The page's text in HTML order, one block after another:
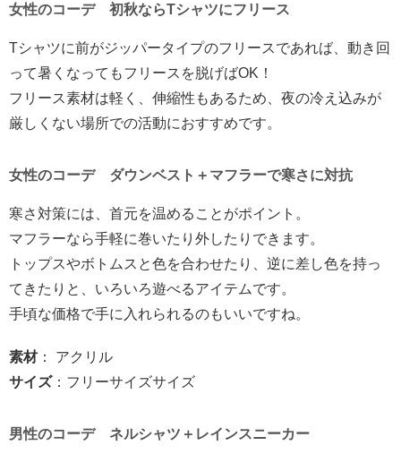
女性のコーデ 初秋ならTシャツにフリース
Tシャツに前がジッパータイプのフリースであれば、動き回
って暑くなってもフリースを脱げばOK！
フリース素材は軽く、伸縮性もあるため、夜の冷え込みが
厳しくない場所での活動におすすめです。
女性のコーデ ダウンベスト＋マフラーで寒さに対抗
寒さ対策には、首元を温めることがポイント。
マフラーなら手軽に巻いたり外したりできます。
トップスやボトムスと色を合わせたり、逆に差し色を持っ
てきたりと、いろいろ遊べるアイテムです。
手頃な価格で手に入れられるのもいいですね。
素材： アクリル
サイズ：フリーサイズサイズ
男性のコーデ ネルシャツ＋レインスニーカー